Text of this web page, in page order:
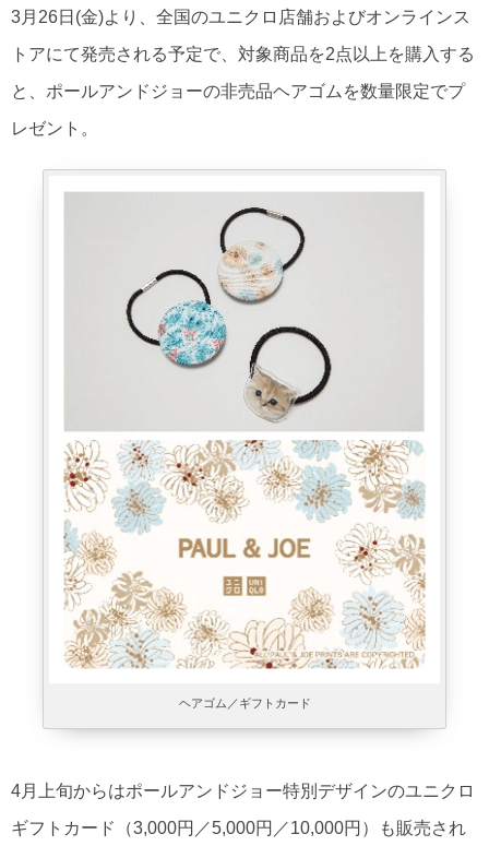
3月26日(金)より、全国のユニクロ店舗およびオンラインス
トアにて発売される予定で、対象商品を2点以上を購入する
と、ポールアンドジョーの非売品ヘアゴムを数量限定でプ
レゼント。
ヘアゴム／ギフトカード
4月上旬からはポールアンドジョー特別デザインのユニクロ
ギフトカード（3,000円／5,000円／10,000円）も販売され